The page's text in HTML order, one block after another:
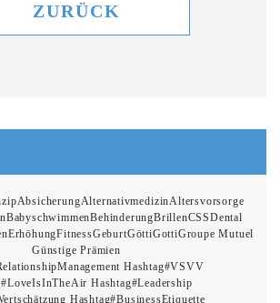
ZURÜCK
AbsicherungAlternativmedizinAltersvorsorge
BabyschwimmenBehinderungBrillenCSSDental
ErhöhungFitnessGeburtGöttiGottiGroupe Mutuel
Günstige Prämien
Hashtag#VSVV
Hashtag#Leadership
Hashtag#BusinessEtiquette